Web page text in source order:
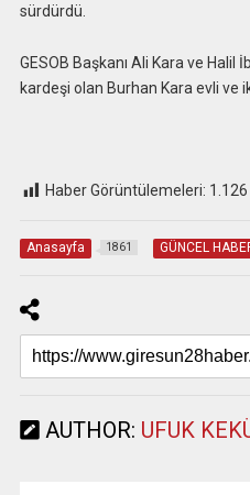
sürdürdü.
GESOB Başkanı Ali Kara ve Halil
kardeşi olan Burhan Kara evli ve
Haber Görüntülemeleri: 1.126
Anasayfa 1861 GÜNCEL
AUTHOR: UFUK